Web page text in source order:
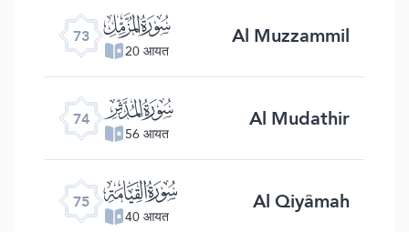
73 ﯶ
20 आयत Al Muzzammil
74 ﯷ
56 आयत Al Mudathir
75 ﯸ
40 आयत Al Qiyâmah